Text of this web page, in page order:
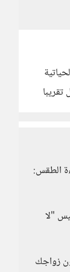
الطقس:
ليس "لا
زواجك